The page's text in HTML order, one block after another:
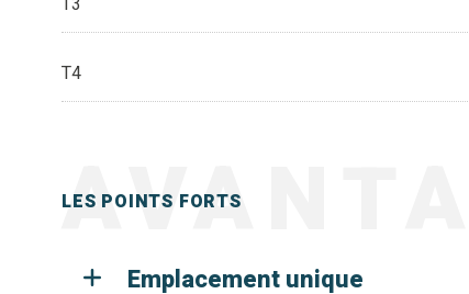
T4
LES POINTS FORTS
Emplacement unique